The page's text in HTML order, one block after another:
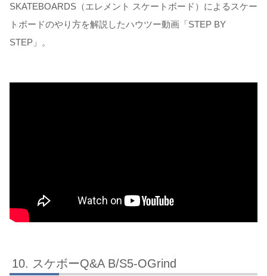
SKATEBOARDS（エレメント スケートボード）によるスケー
トボードのやり方を解説したハウツー動画「STEP BY
STEP」。
スケボーQ&A B/S5-OGrind